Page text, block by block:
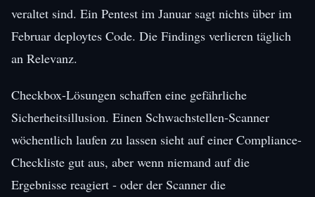
veraltet sind. Ein Pentest im Januar sagt nichts über im
Februar deploytes Code. Die Findings verlieren täglich
an Relevanz.
Checkbox-Lösungen schaffen eine gefährliche
Sicherheitsillusion. Einen Schwachstellen-Scanner
wöchentlich laufen zu lassen sieht auf einer Compliance-
Checkliste gut aus, aber wenn niemand auf die
Ergebnisse reagiert - oder der Scanner die